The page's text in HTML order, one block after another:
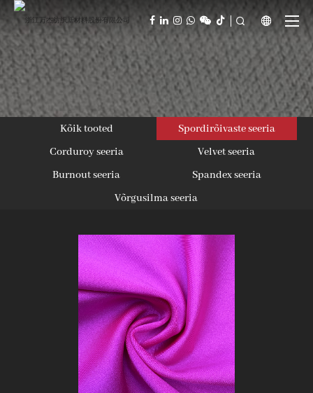
  
Kõik tooted
Spordirõivaste seeria
Corduroy seeria
Velvet seeria
Burnout seeria
Spandex seeria
Võrgusilma seeria